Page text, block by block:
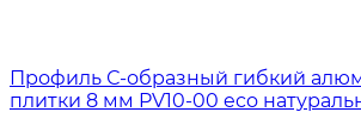
Профиль С-образный гибкий
плитки 8 мм PV10-00 eco